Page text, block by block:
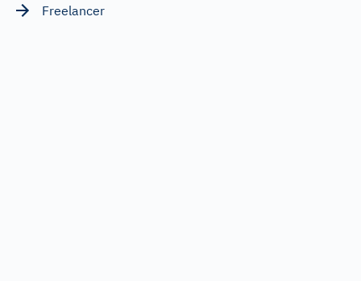
Freelancer